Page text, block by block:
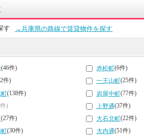
す →兵庫県の路線で賃貸物件を探す
(46件) 赤松町(6件)
件) 一王山町(25件)
町(138件) 岩屋中町(77件)
) 上野通(37件)
(27件) 大石北町(22件)
町(30件) 大内通(51件)